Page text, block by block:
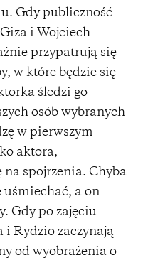
Gdy publiczność
i Wojciech
przypatrują się
w które będzie się
śledzi go
osób wybranych
w pierwszym
aktora,
na spojrzenia. Chyba
uśmiechać, a on
Gdy po zajęciu
i Rydzio zaczynają
od wyobrażenia o